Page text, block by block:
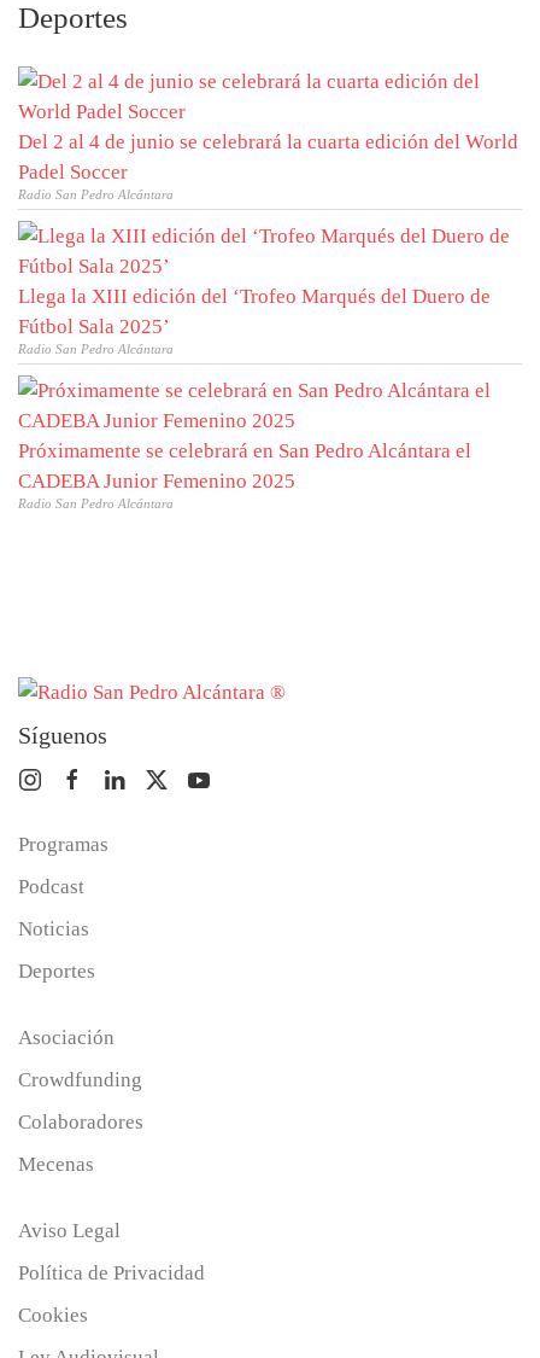
Deportes
Del 2 al 4 de junio se celebrará la cuarta edición del World
Padel Soccer
Radio San Pedro Alcántara
Llega la XIII edición del ‘Trofeo Marqués del Duero de
Fútbol Sala 2025’
Radio San Pedro Alcántara
Próximamente se celebrará en San Pedro Alcántara el
CADEBA Junior Femenino 2025
Radio San Pedro Alcántara
Síguenos
Programas
Podcast
Noticias
Deportes
Asociación
Crowdfunding
Colaboradores
Mecenas
Aviso Legal
Política de Privacidad
Cookies